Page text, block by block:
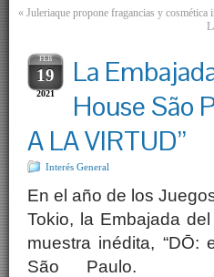
« Juleriaque propone fragancias y cosmética
FEB
19
2021
La
House São
A LA VIRTUD”
Interés General
En el año de los
Tokio, la Embajada
muestra inédita,
São Paulo.